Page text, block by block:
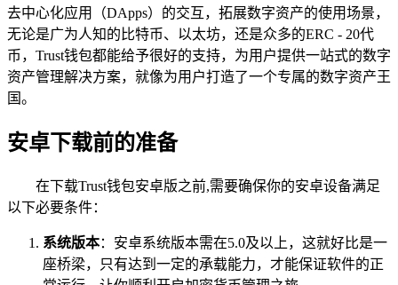
去中心化应用（DApps）的交互，拓展数字资产的使用场景，
无论是广为人知的比特币、以太坊，还是众多的ERC - 20代
币，Trust钱包都能给予很好的支持，为用户提供一站式的数字
资产管理解决方案，就像为用户打造了一个专属的数字资产王
国。
安卓下载前的准备
在下载Trust钱包安卓版之前,需要确保你的安卓设备满足
以下必要条件：
系统版本：安卓系统版本需在5.0及以上，这就好比是一
座桥梁，只有达到一定的承载能力，才能保证软件的正